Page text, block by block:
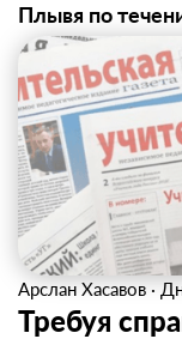
Плывя по
Арслан Хасавов ·
Требуя